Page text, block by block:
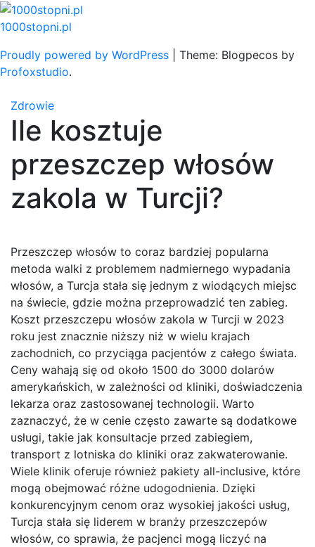
Skip
to
1000stopni.pl
Proudly powered by WordPress
Theme: Blogpecos by
Profoxstudio.
Zdrowie
Ile kosztuje
przeszczep włosów
zakola w Turcji?
Przeszczep włosów to coraz bardziej popularna
metoda walki z problemem nadmiernego wypadania
włosów, a Turcja stała się jednym z wiodących miejsc
na świecie, gdzie można przeprowadzić ten zabieg.
Koszt przeszczepu włosów zakola w Turcji w 2023
roku jest znacznie niższy niż w wielu krajach
zachodnich, co przyciąga pacjentów z całego świata.
Ceny wahają się od około 1500 do 3000 dolarów
amerykańskich, w zależności od kliniki, doświadczenia
lekarza oraz zastosowanej technologii. Warto
zaznaczyć, że w cenie często zawarte są dodatkowe
usługi, takie jak konsultacje przed zabiegiem,
transport z lotniska do kliniki oraz zakwaterowanie.
Wiele klinik oferuje również pakiety all-inclusive, które
mogą obejmować różne udogodnienia. Dzięki
konkurencyjnym cenom oraz wysokiej jakości usług,
Turcja stała się liderem w branży przeszczepów
włosów, co sprawia, że pacjenci mogą liczyć na